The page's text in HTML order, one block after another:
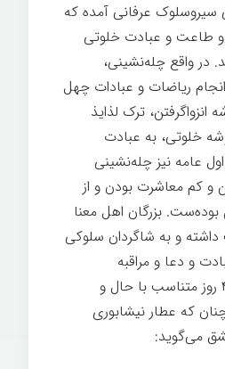
سیروسلوک عرفانی آمده که
و طاعت و عبادت خلوتی
در واقع چله‌نشینی،
ریاضات و عبادات چهل
انزواگرفتن، ترک لذایذ
خلوتی، به عبادت
عامه نیز چله‌نشینی
و کم معاشرت بودن و از
بوده‌ست. بزرگان اهل معنا
عنایت داشته و به شاگردان سلوکی
و دعا و مراقبه
می‌دادند. ذکر این ۴۰ روز متناسب با حال و
که عطار نیشابوری
می‌گوید: